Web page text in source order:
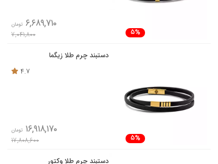
5%
6,689,710 تومان
7,041,800
دستبند چرم طلا زیگما
4.7
5%
16,918,170 تومان
17,808,600
دستبند چرم طلا وِکتور